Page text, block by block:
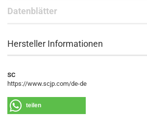
Datenblätter
Hersteller Informationen
SC
https://www.scjp.com/de-de
teilen